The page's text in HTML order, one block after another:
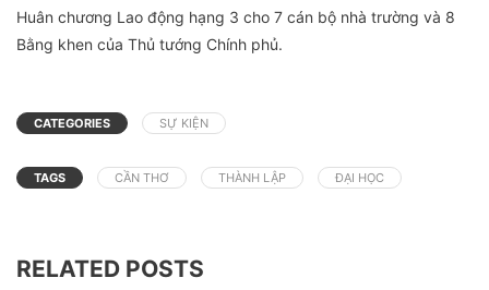
Huân chương Lao động hạng 3 cho 7 cán bộ nhà trường và 8
Bằng khen của Thủ tướng Chính phủ.
CATEGORIES SỰ KIỆN
TAGS CẦN THƠ THÀNH LẬP ĐẠI HỌC
RELATED POSTS